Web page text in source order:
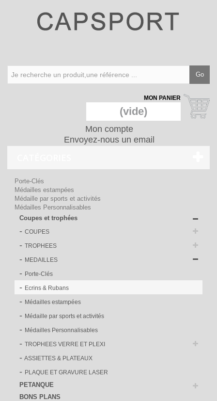
Go
MON PANIER
(vide)
Mon compte
Envoyez-nous un email
Porte-Clés
Médailles estampées
Médaille par sports et activités
Médailles Personnalisables
Coupes et trophées
COUPES
TROPHEES
MEDAILLES
Porte-Clés
Ecrins & Rubans
Médailles estampées
Médaille par sports et activités
Médailles Personnalisables
TROPHEES VERRE ET PLEXI
ASSIETTES & PLATEAUX
PLAQUE ET GRAVURE LASER
PETANQUE
BONS PLANS